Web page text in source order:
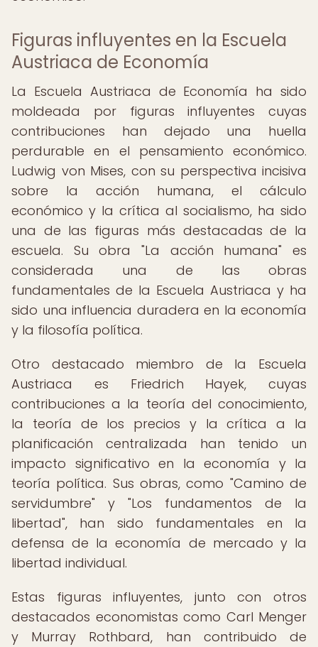
Figuras influyentes en la Escuela
Austriaca de Economía
La Escuela Austriaca de Economía ha sido
moldeada por figuras influyentes cuyas
contribuciones han dejado una huella
perdurable en el pensamiento económico.
Ludwig von Mises, con su perspectiva incisiva
sobre la acción humana, el cálculo
económico y la crítica al socialismo, ha sido
una de las figuras más destacadas de la
escuela. Su obra "La acción humana" es
considerada una de las obras
fundamentales de la Escuela Austriaca y ha
sido una influencia duradera en la economía
y la filosofía política.
Otro destacado miembro de la Escuela
Austriaca es Friedrich Hayek, cuyas
contribuciones a la teoría del conocimiento,
la teoría de los precios y la crítica a la
planificación centralizada han tenido un
impacto significativo en la economía y la
teoría política. Sus obras, como "Camino de
servidumbre" y "Los fundamentos de la
libertad", han sido fundamentales en la
defensa de la economía de mercado y la
libertad individual.
Estas figuras influyentes, junto con otros
destacados economistas como Carl Menger
y Murray Rothbard, han contribuido de